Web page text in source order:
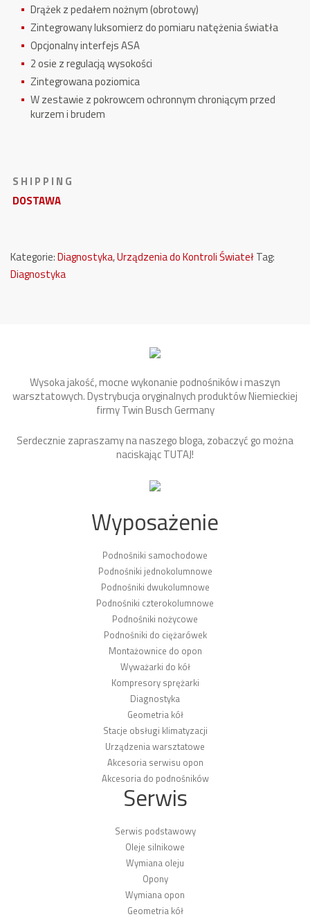
Drążek z pedałem nożnym (obrotowy)
Zintegrowany luksomierz do pomiaru natężenia światła
Opcjonalny interfejs ASA
2 osie z regulacją wysokości
Zintegrowana poziomica
W zestawie z pokrowcem ochronnym chroniącym przed
kurzem i brudem
S H I P P I N G
DOSTAWA
Kategorie:Diagnostyka,Urządzenia do Kontroli ŚwiatełTag:
Diagnostyka
Wysoka jakość, mocne wykonanie podnośników i maszyn
warsztatowych. Dystrybucja oryginalnych produktów Niemieckiej
firmy Twin Busch Germany
Serdecznie zapraszamy na naszego bloga, zobaczyć go można
naciskającTUTAJ!
Wyposażenie
Podnośniki samochodowe
Podnośniki jednokolumnowe
Podnośniki dwukolumnowe
Podnośniki czterokolumnowe
Podnośniki nożycowe
Podnośniki do ciężarówek
Montażownice do opon
Wyważarki do kół
Kompresory sprężarki
Diagnostyka
Geometria kół
Stacje obsługi klimatyzacji
Urządzenia warsztatowe
Akcesoria serwisu opon
Akcesoria do podnośników
Serwis
Serwis podstawowy
Oleje silnikowe
Wymiana oleju
Opony
Wymiana opon
Geometria kół